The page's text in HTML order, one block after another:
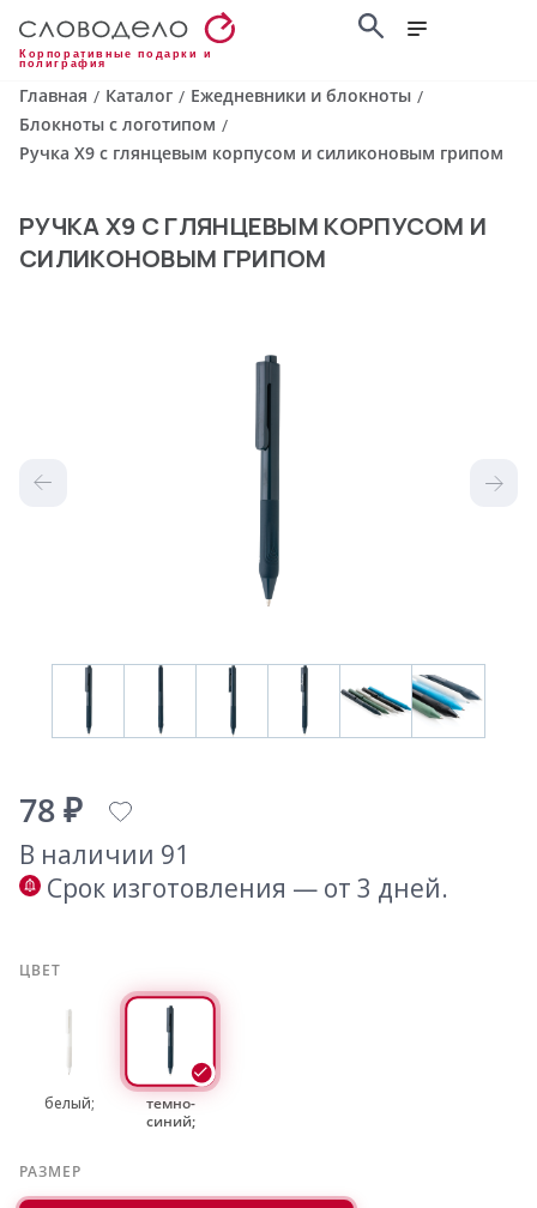
Корпоративные подарки и
полиграфия
Главная / Каталог / Ежедневники и блокноты /
Блокноты с логотипом /
Ручка X9 с глянцевым корпусом и силиконовым грипом
РУЧКА X9 С ГЛЯНЦЕВЫМ КОРПУСОМ И
СИЛИКОНОВЫМ ГРИПОМ
78 ₽
В наличии 91
Срок изготовления — от 3 дней.
ЦВЕТ
белый;
темно-
синий;
РАЗМЕР